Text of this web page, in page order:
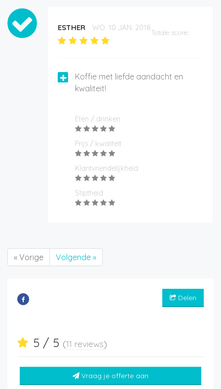
ESTHER WO. 10 JAN. 2018
Totale score:
Koffie met liefde aandacht en
kwaliteit!
Eten / drinken
Prijs / kwaliteit
Klantvriendelijkheid
Stiptheid
« Vorige Volgende »
Delen
5 / 5 (11 reviews)
Vraag je offerte aan